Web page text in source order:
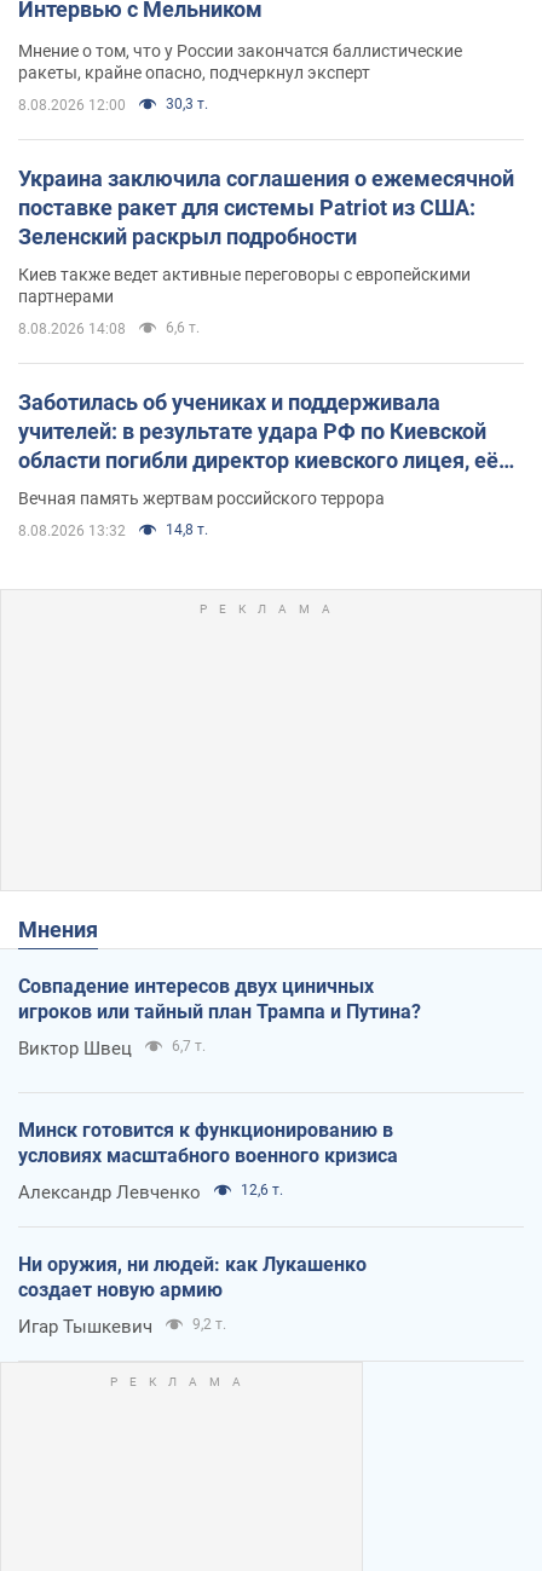
Интервью с Мельником
Мнение о том, что у России закончатся баллистические
ракеты, крайне опасно, подчеркнул эксперт
8.08.2026 12:00 30,3 т.
Украина заключила соглашения о ежемесячной
поставке ракет для системы Patriot из США:
Зеленский раскрыл подробности
Киев также ведет активные переговоры с европейскими
партнерами
8.08.2026 14:08 6,6 т.
Заботилась об учениках и поддерживала
учителей: в результате удара РФ по Киевской
области погибли директор киевского лицея, её
муж и внук
Вечная память жертвам российского террора
8.08.2026 13:32 14,8 т.
Мнения
Совпадение интересов двух циничных
игроков или тайный план Трампа и Путина?
Виктор Швец 6,7 т.
Минск готовится к функционированию в
условиях масштабного военного кризиса
Александр Левченко 12,6 т.
Ни оружия, ни людей: как Лукашенко
создает новую армию
Игар Тышкевич 9,2 т.